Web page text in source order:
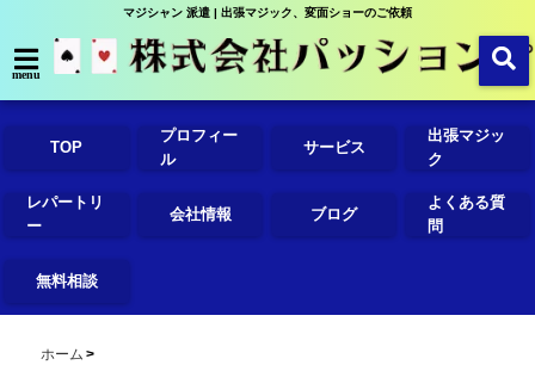
マジシャン 派遣 | 出張マジック、変面ショーのご依頼
menu
TOP
プロフィー
ル
サービス
出張マジッ
ク
レパートリ
ー
会社情報 ブログ
よくある質
問
無料相談
ホーム